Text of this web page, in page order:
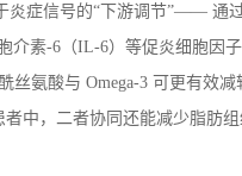
炎症信号的“下游调节”—— 通
介素-6 （IL-6）等促炎细胞因
丝氨酸与 Omega-3 可更有效减
中，二者协同还能减少脂肪